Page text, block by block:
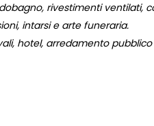
rivestimenti ventilati,
intarsi e arte funeraria.
hotel, arredamento